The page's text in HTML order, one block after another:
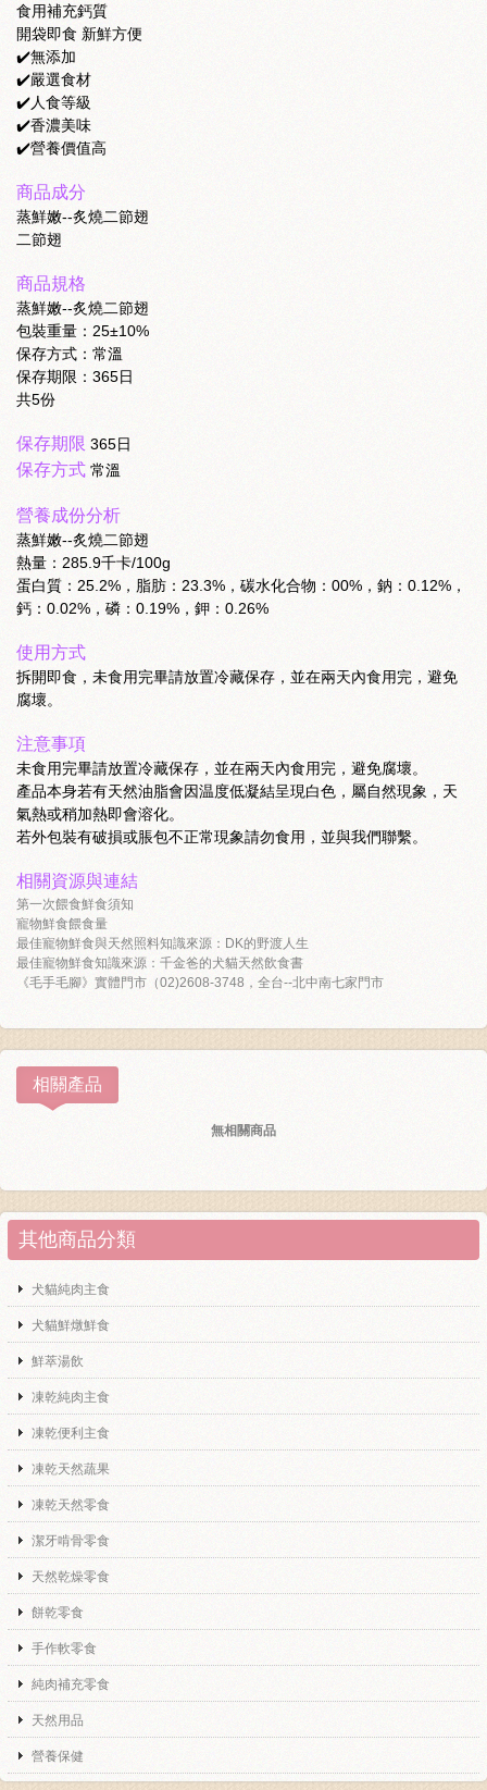
食用補充鈣質
開袋即食 新鮮方便
✔️無添加
✔️嚴選食材
✔️人食等級
✔️香濃美味
✔️營養價值高
商品成分
蒸鮮嫩--炙燒二節翅
二節翅
商品規格
蒸鮮嫩--炙燒二節翅
包裝重量：25±10%
保存方式：常溫
保存期限：365日
共5份
保存期限 365日
保存方式 常溫
營養成份分析
蒸鮮嫩--炙燒二節翅
熱量：285.9千卡/100g
蛋白質：25.2%，脂肪：23.3%，碳水化合物：00%，鈉：0.12%，
鈣：0.02%，磷：0.19%，鉀：0.26%
使用方式
拆開即食，未食用完畢請放置冷藏保存，並在兩天內食用完，避免
腐壞。
注意事項
未食用完畢請放置冷藏保存，並在兩天內食用完，避免腐壞。
產品本身若有天然油脂會因温度低凝結呈現白色，屬自然現象，天
氣熱或稍加熱即會溶化。
若外包裝有破損或脹包不正常現象請勿食用，並與我們聯繫。
相關資源與連結
第一次餵食鮮食須知
寵物鮮食餵食量
最佳寵物鮮食與天然照料知識來源：DK的野渡人生
最佳寵物鮮食知識來源：千金爸的犬貓天然飲食書
《毛手毛腳》實體門市（02)2608-3748，全台--北中南七家門市
相關產品
無相關商品
其他商品分類
犬貓純肉主食
犬貓鮮燉鮮食
鮮萃湯飲
凍乾純肉主食
凍乾便利主食
凍乾天然蔬果
凍乾天然零食
潔牙啃骨零食
天然乾燥零食
餅乾零食
手作軟零食
純肉補充零食
天然用品
營養保健